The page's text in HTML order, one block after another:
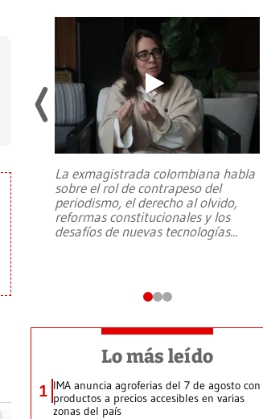
La exmagistrada colombiana habla
sobre el rol de contrapeso del
periodismo, el derecho al olvido,
reformas constitucionales y los
desafíos de nuevas tecnologías...
Lo más leído
1 IMA anuncia agroferias del 7 de agosto con
productos a precios accesibles en varias
zonas del país